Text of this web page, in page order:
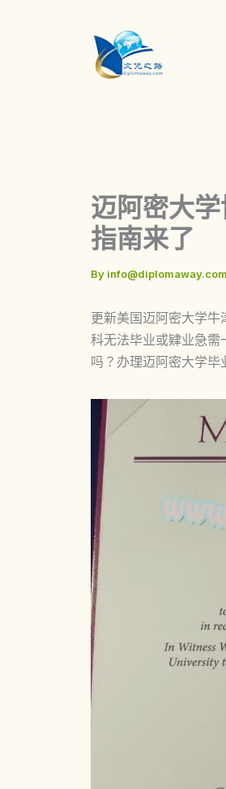
迈阿密大
指南来了
By info@diplomaway.com
更新美国迈阿密大学
科无法毕业或肄业急
吗？办理迈阿密大学毕